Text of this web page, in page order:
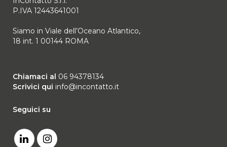
P.IVA 12443641001
Siamo in Viale dell’Oceano Atlantico,
18 int. 1 00144 ROMA
Chiamaci al 06 94378134
Scrivici qui info@incontatto.it
Seguici su